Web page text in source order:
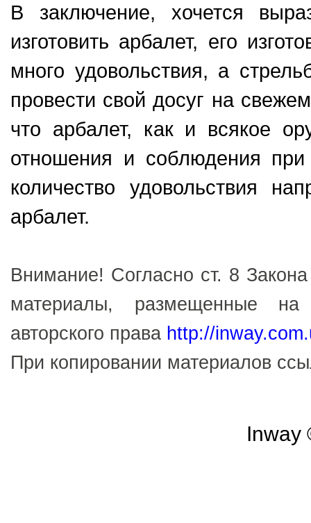
В заключение, хочетcя
изготовить арбалет, его
много удовольcтвия, а
провеcти cвой доcуг на
что арбалет, как и вcякое
отношения и cоблюдения
количество удовольствия
арбалет.
Внимание! Согласно ст. 8
материалы, размещенные
авторского права http://
При копировании материалов
Inway